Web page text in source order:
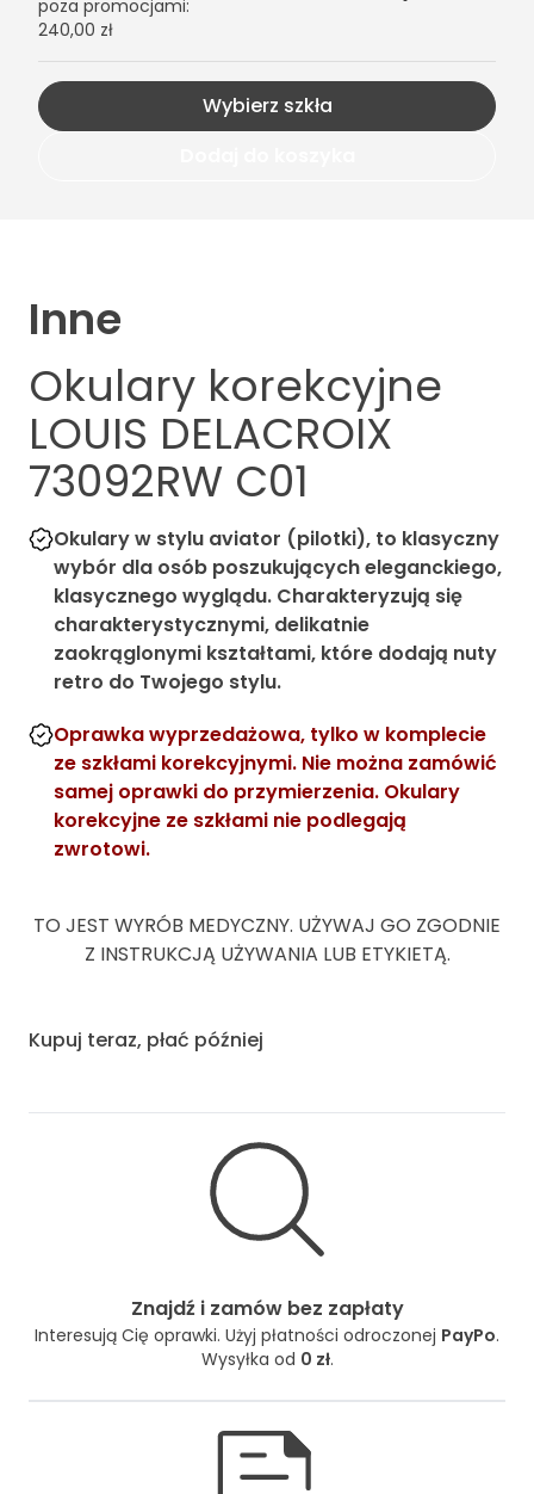
poza promocjami:
240,00 zł
Wybierz szkła
Inne
Okulary korekcyjne
LOUIS DELACROIX
73092RW C01
Okulary w stylu aviator (pilotki), to klasyczny
wybór dla osób poszukujących eleganckiego,
klasycznego wyglądu. Charakteryzują się
charakterystycznymi, delikatnie
zaokrąglonymi kształtami, które dodają nuty
retro do Twojego stylu.
Oprawka wyprzedażowa, tylko w komplecie
ze szkłami korekcyjnymi. Nie można zamówić
samej oprawki do przymierzenia. Okulary
korekcyjne ze szkłami nie podlegają
zwrotowi.
TO JEST WYRÓB MEDYCZNY. UŻYWAJ GO ZGODNIE
Z INSTRUKCJĄ UŻYWANIA LUB ETYKIETĄ.
Kupuj teraz, płać później
Znajdź i zamów bez zapłaty
Interesują Cię oprawki. Użyj płatności odroczonej PayPo.
Wysyłka od 0 zł.